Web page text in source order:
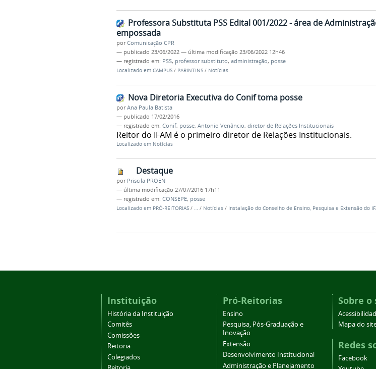
Professora Substituta PSS Edital 001/2022 - área de
empossada
porComunicação CPR
— publicado 23/06/2022 — última modificação 23/06/2022 12h46
— registrado em: PSS, professor substituto, administração, posse
Localizado em CAMPUS / PARINTINS / Notícias
Nova Diretoria Executiva do Conif toma posse
porAna Paula Batista
— publicado 17/02/2016
— registrado em: Conif, posse, Antonio Venâncio, diretor de Relações Institucionais
Reitor do IFAM é o primeiro diretor de Relações Institucionais.
Localizado em Notícias
Destaque
por Priscila PROEN
— última modificação 27/07/2016 17h11
— registrado em: CONSEPE, posse
Localizado em PRÓ-REITORIAS / … / Notícias / Instalação do Conselho de Ensino, Pesquisa e Extensão do
Instituição
História da Instituição
Comitês
Comissões
Reitoria
Colegiados
Pró-Reitorias
Ensino
Pesquisa, Pós-Graduação e
Inovação
Extensão
Desenvolvimento Institucional
Administração e Planejamento
Sobre o
Mapa do
Redes
Facebook